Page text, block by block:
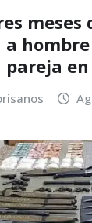
meses
en